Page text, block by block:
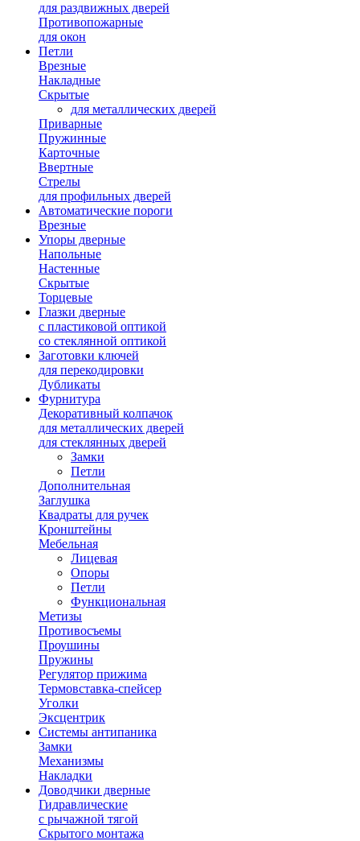
для раздвижных дверей
Противопожарные
для окон
Петли
Врезные
Накладные
Скрытые
для металлических дверей
Приварные
Пружинные
Карточные
Ввертные
Стрелы
для профильных дверей
Автоматические пороги
Врезные
Упоры дверные
Напольные
Настенные
Скрытые
Торцевые
Глазки дверные
с пластиковой оптикой
со стеклянной оптикой
Заготовки ключей
для перекодировки
Дубликаты
Фурнитура
Декоративный колпачок
для металлических дверей
для стеклянных дверей
Замки
Петли
Дополнительная
Заглушка
Квадраты для ручек
Кронштейны
Мебельная
Лицевая
Опоры
Петли
Функциональная
Метизы
Противосъемы
Проушины
Пружины
Регулятор прижима
Термовставка-спейсер
Уголки
Эксцентрик
Системы антипаника
Замки
Механизмы
Накладки
Доводчики дверные
Гидравлические
с рычажной тягой
Скрытого монтажа